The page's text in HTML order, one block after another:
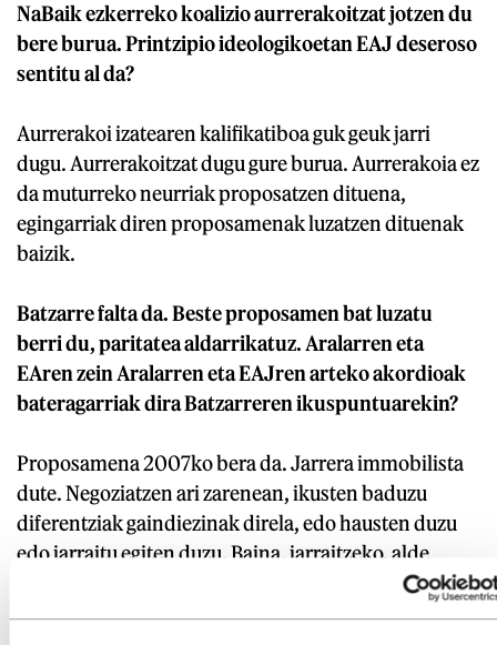
NaBaik ezkerreko koalizio aurrerakoitzat jotzen du
bere burua. Printzipio ideologikoetan EAJ deseroso
sentitu al da?
Aurrerakoi izatearen kalifikatiboa guk geuk jarri
dugu. Aurrerakoitzat dugu gure burua. Aurrerakoia ez
da muturreko neurriak proposatzen dituena,
egingarriak diren proposamenak luzatzen dituenak
baizik.
Batzarre falta da. Beste proposamen bat luzatu
berri du, paritatea aldarrikatuz. Aralarren eta
EAren zein Aralarren eta EAJren arteko akordioak
bateragarriak dira Batzarreren ikuspuntuarekin?
Proposamena 2007ko bera da. Jarrera immobilista
dute. Negoziatzen ari zarenean, ikusten baduzu
diferentziak gaindiezinak direla, edo hausten duzu
edo jarraitu egiten duzu. Baina, jarraitzeko, alde
batek zein besteak ikuspuntuak aldatu behar dituzte.